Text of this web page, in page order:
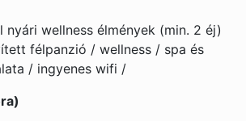
nyári wellness élmények (min. 2 éj)
félpanzió / wellness / spa és
/ ingyenes wifi /